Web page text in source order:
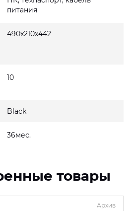
питания
490x210x442
10
Black
36мес.
товары
Архив